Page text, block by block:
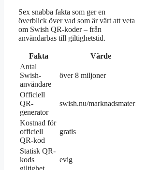
Sex snabba fakta som ger en
överblick över vad som är värt att veta
om Swish QR-koder – från
användarbas till giltighetstid.
Fakta
Värde
Antal
Swish-
användare
över 8 miljoner
Officiell
QR-
generator
swish.nu/marknadsmaterial
Kostnad för
officiell
QR-kod
gratis
Statisk QR-
kods
giltighet
evig